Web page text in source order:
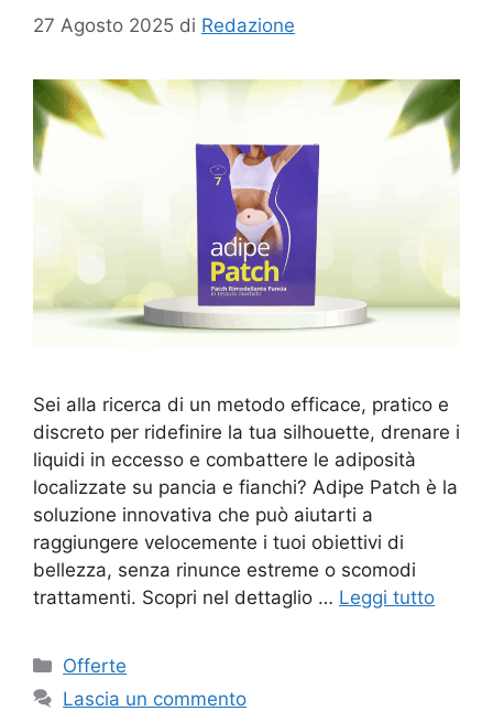
27 Agosto 2025 di Redazione
Sei alla ricerca di un metodo efficace, pratico e
discreto per ridefinire la tua silhouette, drenare i
liquidi in eccesso e combattere le adiposità
localizzate su pancia e fianchi? Adipe Patch è la
soluzione innovativa che può aiutarti a
raggiungere velocemente i tuoi obiettivi di
bellezza, senza rinunce estreme o scomodi
trattamenti. Scopri nel dettaglio … Leggi tutto
Categorie
Offerte
Lascia un commento